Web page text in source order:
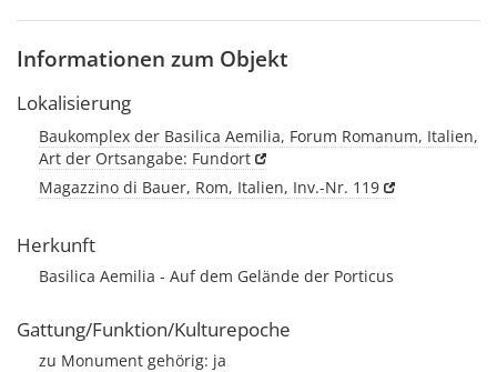
Informationen zum Objekt
Lokalisierung
Baukomplex der Basilica Aemilia, Forum Romanum, Italien,
Art der Ortsangabe: Fundort
Magazzino di Bauer, Rom, Italien, Inv.-Nr. 119
Herkunft
Basilica Aemilia - Auf dem Gelände der Porticus
Gattung/Funktion/Kulturepoche
zu Monument gehörig: ja